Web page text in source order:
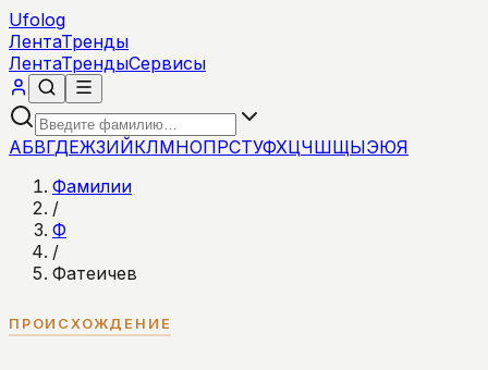
Ufolog
ЛентаТренды
ЛентаТрендыСервисы
АБВГДЕЖЗИЙКЛМНОПРСТУФХЦЧШЩЫЭЮЯ
Фамилии
/
Ф
/
Фатеичев
ПРОИСХОЖДЕНИЕ